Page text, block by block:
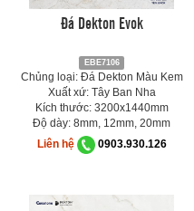
Đá Dekton Evok
EBE7106
Chủng loại: Đá Dekton Màu Kem
Xuất xứ: Tây Ban Nha
Kích thước: 3200x1440mm
Độ dày: 8mm, 12mm, 20mm
Liên hệ
0903.930.126